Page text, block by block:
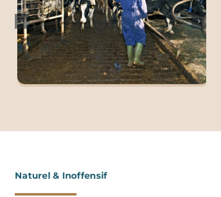
Naturel & Inoffensif